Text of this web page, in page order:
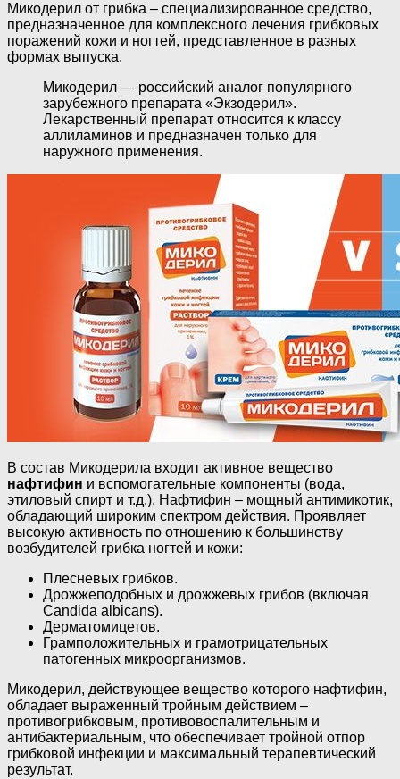
Микодерил от грибка – специализированное средство,
предназначенное для комплексного лечения грибковых
поражений кожи и ногтей, представленное в разных
формах выпуска.
Микодерил — российский аналог популярного
зарубежного препарата «Экзодерил».
Лекарственный препарат относится к классу
аллиламинов и предназначен только для
наружного применения.
В состав Микодерила входит активное вещество
нафтифин и вспомогательные компоненты (вода,
этиловый спирт и т.д.). Нафтифин – мощный антимикотик,
обладающий широким спектром действия. Проявляет
высокую активность по отношению к большинству
возбудителей грибка ногтей и кожи:
Плесневых грибков.
Дрожжеподобных и дрожжевых грибов (включая
Candida albicans).
Дерматомицетов.
Грамположительных и грамотрицательных
патогенных микроорганизмов.
Микодерил, действующее вещество которого нафтифин,
обладает выраженный тройным действием –
противогрибковым, противовоспалительным и
антибактериальным, что обеспечивает тройной отпор
грибковой инфекции и максимальный терапевтический
результат.